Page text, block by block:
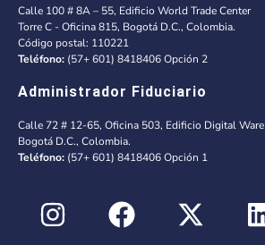
Calle 100 # 8A – 55, Edificio World Trade Center
Torre C - Oficina 815, Bogotá D.C., Colombia.
Código postal: 110221
Teléfono: (57+ 601) 8418406 Opción 2
Administrador Fiduciario
Calle 72 # 12-65, Oficina 503, Edificio Digital Ware
Bogotá D.C., Colombia.
Teléfono: (57+ 601) 8418406 Opción 1